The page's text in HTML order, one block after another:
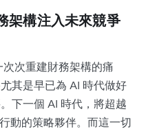
架構注入未來競爭
次重建財務架構的痛
其是早已為 AI 時代做好
下一個 AI 時代，將超越
動的策略夥伴。而這一切